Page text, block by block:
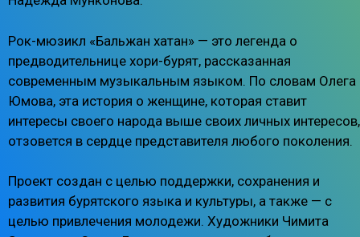
Рок-мюзикл «‎Бальжан хатан»‎ — это легенда о
предводительнице хори-бурят, рассказанная
современным музыкальным языком. По словам Олега
Юмова, эта история о женщине, которая ставит
интересы своего народа выше своих личных интересов,
отзовется в сердце представителя любого поколения.
Проект создан с целью поддержки, сохранения и
развития бурятского языка и культуры, а также — с
целью привлечения молодежи. Художники Чимита